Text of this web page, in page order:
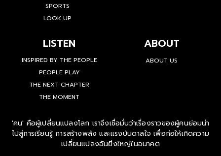
SPORTS
LOOK UP
LISTEN
INSPIRED BY THE PEOPLE
PEOPLE PLAY
THE NEXT CHAPTER
THE MOMENT
ABOUT
ABOUT US
'คน' คือผู้เปลี่ยนแปลงโลก เราจึงเชื่อมั่นว่าเรื่องราวของผู้คนย่อมนำ
ไปสู่การเรียนรู้ การสร้างพลัง และแรงบันดาลใจ เพื่อก่อให้เกิดความ
เปลี่ยนแปลงอันยิ่งใหญ่ในอนาคต